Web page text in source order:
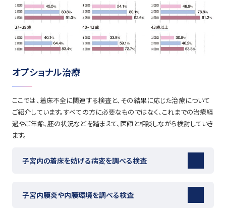
オプショナル治療
ここでは、着床不全に関連する検査と、その結果に応じた治療について
ご紹介しています。すべての方に必要なものではなく、これまでの治療経
過やご年齢、胚の状況などを踏まえて、医師と相談しながら検討していき
ます。
子宮内の着床を妨げる病変を調べる検査
子宮内膜炎や内膜環境を調べる検査